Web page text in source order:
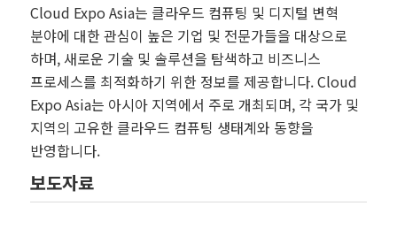
Cloud Expo Asia는 클라우드 컴퓨팅 및 디지털 변혁
분야에 대한 관심이 높은 기업 및 전문가들을 대상으로
하며, 새로운 기술 및 솔루션을 탐색하고 비즈니스
프로세스를 최적화하기 위한 정보를 제공합니다. Cloud
Expo Asia는 아시아 지역에서 주로 개최되며, 각 국가 및
지역의 고유한 클라우드 컴퓨팅 생태계와 동향을
반영합니다.
보도자료